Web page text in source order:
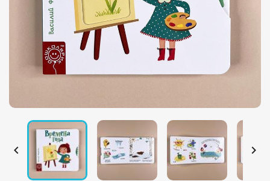
 